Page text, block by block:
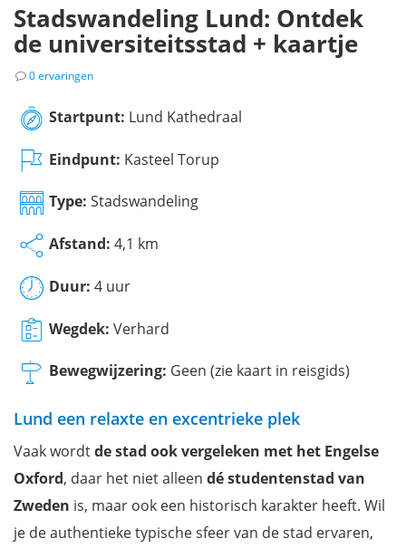
Stadswandeling Lund: Ontdek
de universiteitsstad + kaartje
0 ervaringen
Startpunt: Lund Kathedraal
Eindpunt: Kasteel Torup
Type: Stadswandeling
Afstand: 4,1 km
Duur: 4 uur
Wegdek: Verhard
Bewegwijzering: Geen (zie kaart in reisgids)
Lund een relaxte en excentrieke plek
Vaak wordtde stad ook vergeleken met het Engelse
Oxford, daar het niet alleen dé studentenstad van
Zweden is, maar ook een historisch karakter heeft. Wil
je de authentieke typische sfeer van de stad ervaren,